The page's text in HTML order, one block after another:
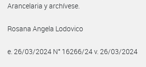
Arancelaria y archívese.
Rosana Angela Lodovico
e. 26/03/2024 N° 16266/24 v. 26/03/2024